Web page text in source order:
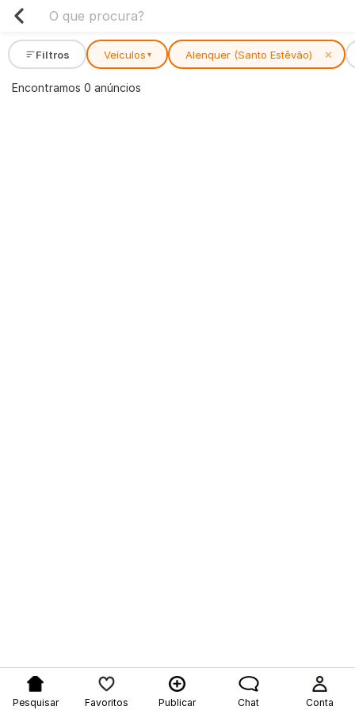
Filtros Veículos ▾ Alenquer (Santo Estêvão) ✕
Encontramos 0 anúncios
Pesquisar Favoritos Publicar Chat Conta